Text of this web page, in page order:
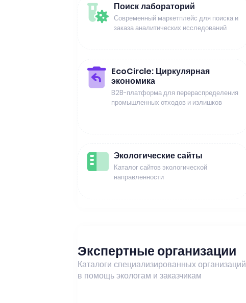
Поиск лабораторий
Современный маркетплейс для поиска и
заказа аналитических исследований
EcoCircle: Циркулярная
экономика
B2B-платформа для перераспределения
промышленных отходов и излишков
Экологические сайты
Каталог сайтов экологической
направленности
Экспертные организации
Каталоги специализированных организаций
в помощь экологам и заказчикам